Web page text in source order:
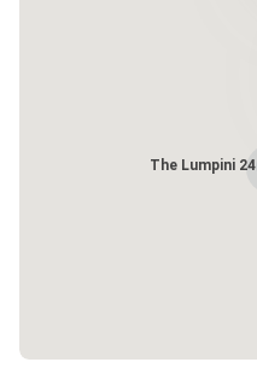
The Lumpini 24